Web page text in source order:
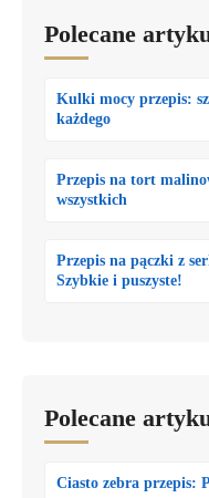
Polecane
Kulki mocy przepis:
każdego
Przepis na tort
wszystkich
Przepis na pączki z
Szybkie i puszyste!
Polecane
Ciasto zebra przepis: